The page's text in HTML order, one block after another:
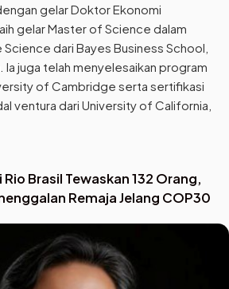
gelar Doktor Ekonomi
gelar Master of Science dalam
dari Bayes Business School,
juga telah menyelesaikan program
of Cambridge serta sertifikasi
ventura dari University of California,
Brasil Tewaskan 132 Orang,
Remaja Jelang COP30